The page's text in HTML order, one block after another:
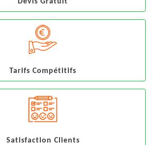
Tarifs Compétitifs
Satisfaction Clients